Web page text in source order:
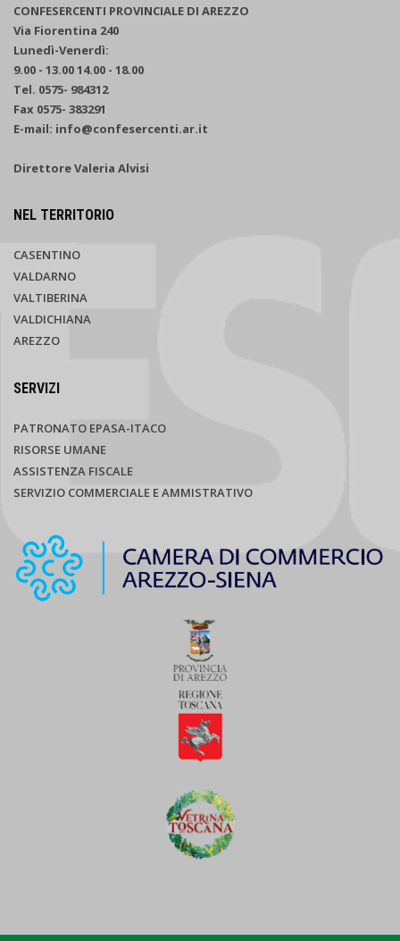
CONFESERCENTI PROVINCIALE DI AREZZO
Via Fiorentina 240
Lunedì-Venerdì:
9.00 - 13.00 14.00 - 18.00
Tel. 0575- 984312
Fax 0575- 383291
E-mail: info@confesercenti.ar.it
Direttore Valeria Alvisi
NEL TERRITORIO
CASENTINO
VALDARNO
VALTIBERINA
VALDICHIANA
AREZZO
SERVIZI
PATRONATO EPASA-ITACO
RISORSE UMANE
ASSISTENZA FISCALE
SERVIZIO COMMERCIALE E AMMISTRATIVO